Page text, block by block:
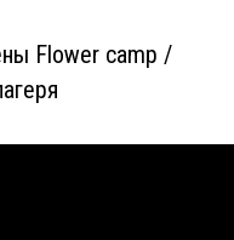
Flower camp /